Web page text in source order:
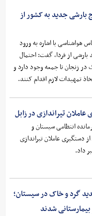
بارشی جدید به کشور از
هواشناسی با اشاره به ورود
از فردا، گفت: احتمال
در زنجان تا جمعه وجود دارد و
تمهیدات لازم اقدام کنند.
تیراندازی در زابل
انتظامی سیستان و
دستگیری عاملان تیراندازی
داد.
گرد و خاک در سیستان؛